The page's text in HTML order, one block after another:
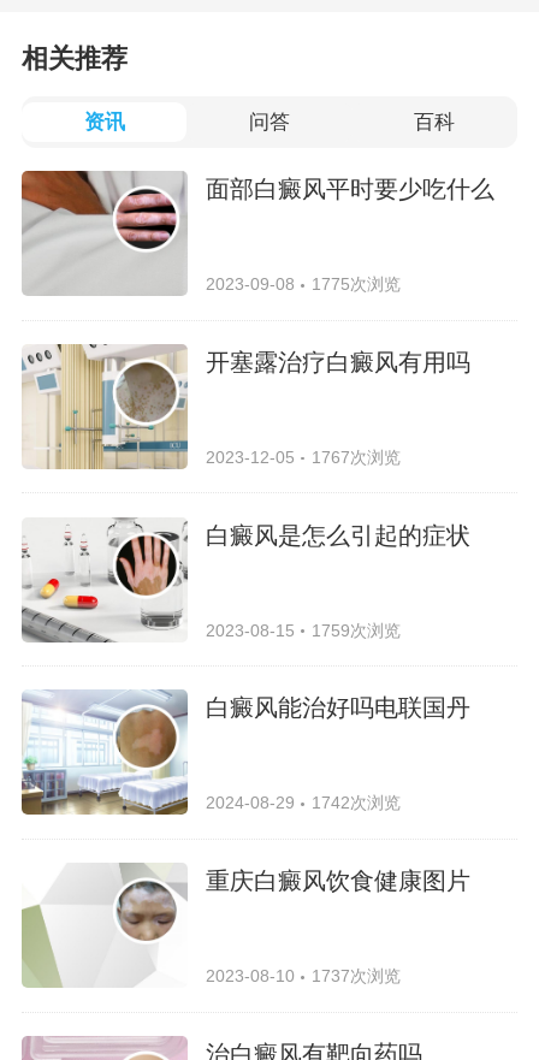
相关推荐
资讯 问答 百科
面部白癜风平时要少吃什么
2023-09-08 1775次浏览
开塞露治疗白癜风有用吗
2023-12-05 1767次浏览
白癜风是怎么引起的症状
2023-08-15 1759次浏览
白癜风能治好吗电联国丹
2024-08-29 1742次浏览
重庆白癜风饮食健康图片
2023-08-10 1737次浏览
治白癜风有靶向药吗